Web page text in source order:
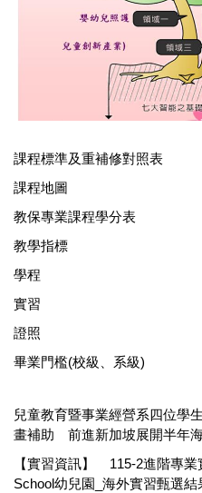
課程標準及重補修對照表
課程地圖
教保專業課程學分表
教學指標
學程
實習
證照
畢業門檻(校級、系級)
兒童教育暨事業經營系四位學
畫補助 前進新加坡展開半年
【實習資訊】
115-2進階專
School幼兒園_海外實習甄選結